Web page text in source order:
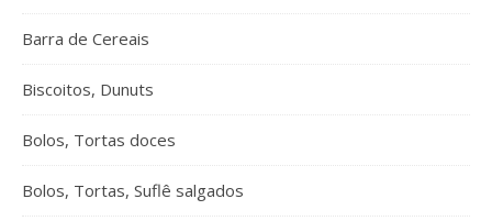
Barra de Cereais
Biscoitos, Dunuts
Bolos, Tortas doces
Bolos, Tortas, Suflê salgados